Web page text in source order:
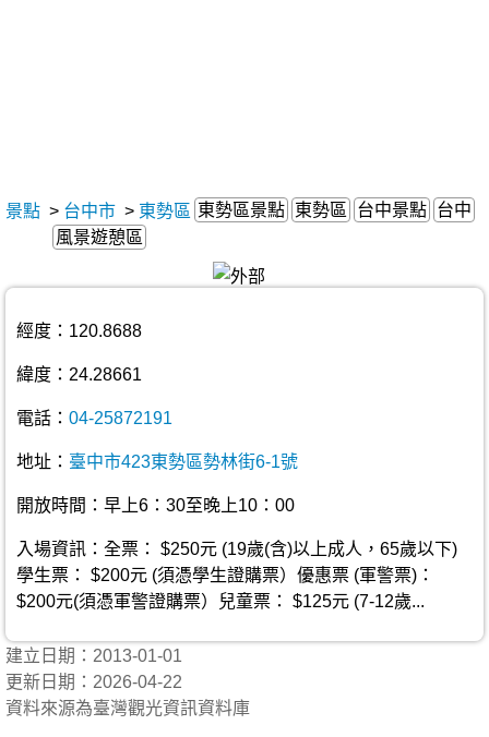
景點 > 台中市 > 東勢區 東勢區景點 東勢區 台中景點 台中
風景遊憩區
經度：120.8688
緯度：24.28661
電話： 04-25872191
地址： 臺中市423東勢區勢林街6-1號
開放時間：早上6：30至晚上10：00
入場資訊：全票： $250元 (19歲(含)以上成人，65歲以下)
學生票： $200元 (須憑學生證購票）優惠票 (軍警票)：
$200元(須憑軍警證購票）兒童票： $125元 (7-12歲...
建立日期：2013-01-01
更新日期：2026-04-22
資料來源為臺灣觀光資訊資料庫